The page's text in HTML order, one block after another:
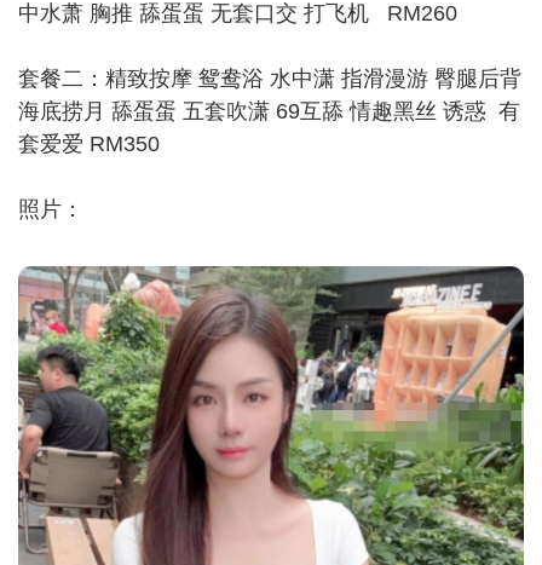
中水萧 胸推 舔蛋蛋 无套口交 打飞机 RM260
套餐二：精致按摩 鸳鸯浴 水中潇 指滑漫游 臀腿后背
海底捞月 舔蛋蛋 五套吹潇 69互舔 情趣黑丝 诱惑 有
套爱爱 RM350
照片：